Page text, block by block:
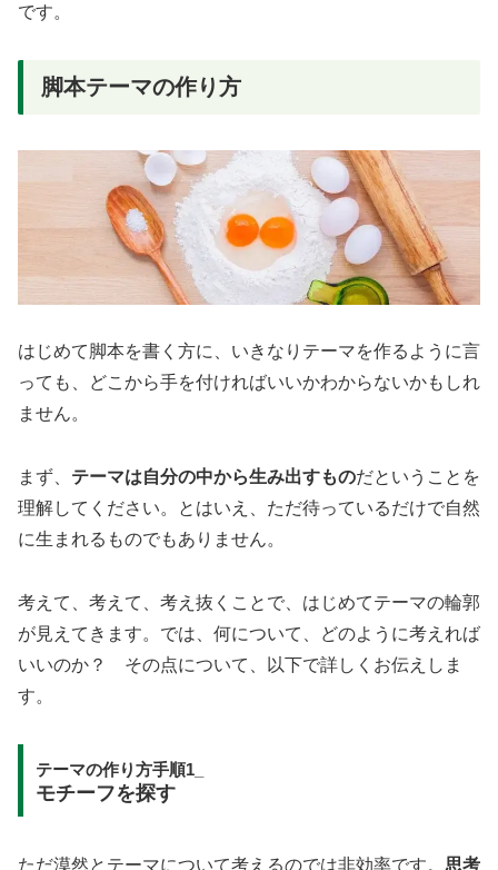
です。
脚本テーマの作り方
はじめて脚本を書く方に、いきなりテーマを作るように言
っても、どこから手を付ければいいかわからないかもしれ
ません。
まず、 テーマは自分の中から生み出すものだということを
理解してください。とはいえ、ただ待っているだけで自然
に生まれるものでもありません。
考えて、考えて、考え抜くことで、はじめてテーマの輪郭
が見えてきます。では、何について、どのように考えれば
いいのか？ その点について、以下で詳しくお伝えしま
す。
テーマの作り方手順1_
モチーフを探す
ただ漠然とテーマについて考えるのでは非効率です。 思考